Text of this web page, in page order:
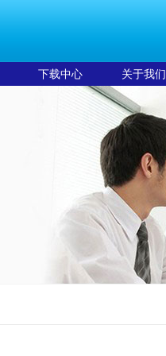
下载中心 关于我们